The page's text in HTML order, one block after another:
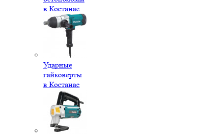
в Костанае
Ударные
гайковерты
в Костанае